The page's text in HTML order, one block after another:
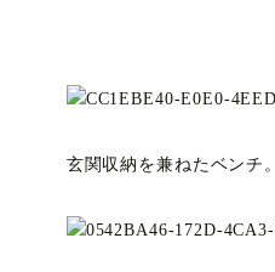
玄関収納を兼ねたベンチ。